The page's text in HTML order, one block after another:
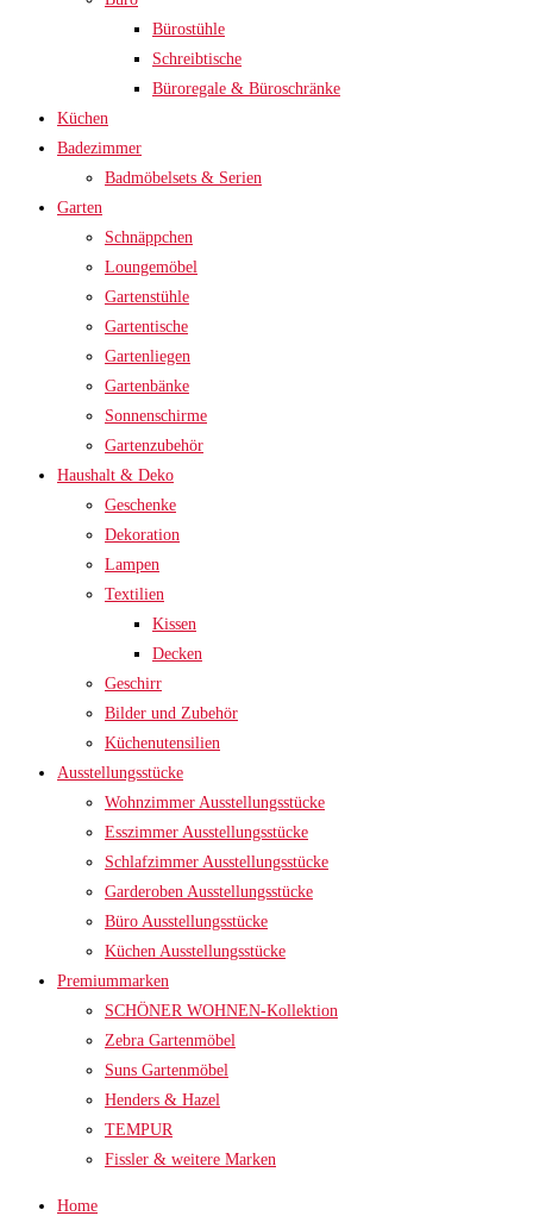
Bürostühle
Schreibtische
Büroregale & Büroschränke
Küchen
Badezimmer
Badmöbelsets & Serien
Garten
Schnäppchen
Loungemöbel
Gartenstühle
Gartentische
Gartenliegen
Gartenbänke
Sonnenschirme
Gartenzubehör
Haushalt & Deko
Geschenke
Dekoration
Lampen
Textilien
Kissen
Decken
Geschirr
Bilder und Zubehör
Küchenutensilien
Ausstellungsstücke
Wohnzimmer Ausstellungsstücke
Esszimmer Ausstellungsstücke
Schlafzimmer Ausstellungsstücke
Garderoben Ausstellungsstücke
Büro Ausstellungsstücke
Küchen Ausstellungsstücke
Premiummarken
SCHÖNER WOHNEN-Kollektion
Zebra Gartenmöbel
Suns Gartenmöbel
Henders & Hazel
TEMPUR
Fissler & weitere Marken
Home